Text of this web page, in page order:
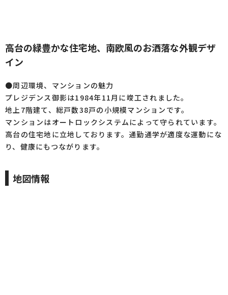
高台の緑豊かな住宅地、南欧風のお洒落な外観デザ
イン
●周辺環境、マンションの魅力
プレジデンス御影は1984年11月に竣工されました。
地上7階建て、総戸数38戸の小規模マンションです。
マンションはオートロックシステムによって守られています。
高台の住宅地に立地しております。通勤通学が適度な運動にな
り、健康にもつながります。
地図情報